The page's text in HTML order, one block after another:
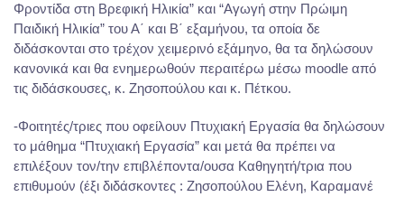
Φροντίδα στη Βρεφική Ηλικία” και “Αγωγή στην Πρώιμη
Παιδική Ηλικία” του Α΄ και Β΄ εξαμήνου, τα οποία δε
διδάσκονται στο τρέχον χειμερινό εξάμηνο, θα τα δηλώσουν
κανονικά και θα ενημερωθούν περαιτέρω μέσω moodle από
τις διδάσκουσες, κ. Ζησοπούλου και κ. Πέτκου.
-Φοιτητές/τριες που οφείλουν Πτυχιακή Εργασία θα δηλώσουν
το μάθημα “Πτυχιακή Εργασία” και μετά θα πρέπει να
επιλέξουν τον/την επιβλέποντα/ουσα Καθηγητή/τρια που
επιθυμούν (έξι διδάσκοντες : Ζησοπούλου Ελένη, Καραμανέ